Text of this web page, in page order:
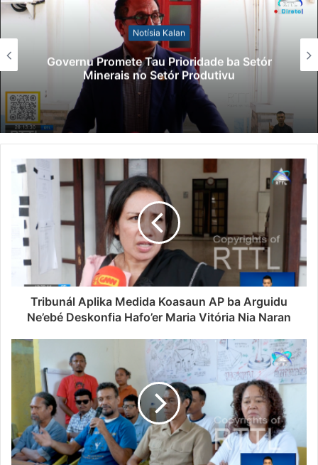
Notísia Kalan
Governu Promete Tau Prioridade ba Setór
Minerais no Setór Produtivu
Tribunál Aplika Medida Koasaun AP ba Arguidu
Ne’ebé Deskonfia Hafo’er Maria Vitória Nia Naran